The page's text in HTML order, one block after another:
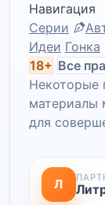
Навигация
Серии
Идеи Гонка
18+ Все
Некоторые
материалы
для
Л